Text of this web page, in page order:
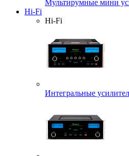
Мультирумные мини
Hi-Fi
Hi-Fi
Интегральные